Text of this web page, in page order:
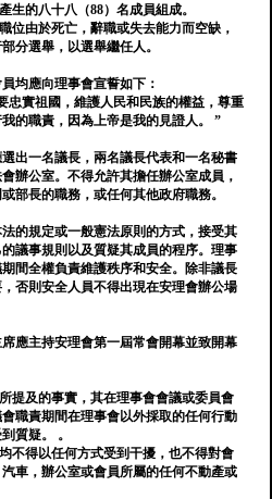
生的八十八（88）名成員組成。
位由於死亡，辭職或失去能力而空缺，
分選舉，以選舉繼任人。
均應向理事會宣誓如下：
忠實祖國，維護人民和民族的權益，尊重
的職責，因為上帝是我的見證人。 ”
出一名議長，兩名議長代表和一名秘書
辦公室。不得允許其擔任辦公室成員，
部長的職務，或任何其他政府職務。
的規定或一般憲法原則的方式，接受其
議事規則以及質疑其成員的程序。理事
間全權負責維護秩序和安全。除非議長
否則安全人員不得出現在安理會辦公場
應主持安理會第一屆常會開幕並致開幕
提及的事實，其在理事會會議或委員會
職責期間在理事會以外採取的任何行動
質疑。 。
不得以任何方式受到干擾，也不得對會
車，辦公室或會員所屬的任何不動產或